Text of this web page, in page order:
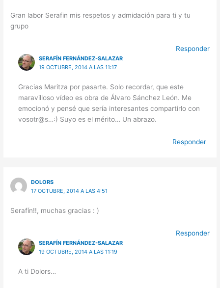
Gran labor Serafin mis respetos y admidación para ti y tu
grupo
Responder
SERAFÍN FERNÁNDEZ-SALAZAR
19 OCTUBRE, 2014 A LAS 11:17
Gracias Maritza por pasarte. Solo recordar, que este
maravilloso vídeo es obra de Álvaro Sánchez León. Me
emocionó y pensé que sería interesantes compartirlo con
vosotr@s…:) Suyo es el mérito… Un abrazo.
Responder
DOLORS
17 OCTUBRE, 2014 A LAS 4:51
Serafín!!, muchas gracias : )
Responder
SERAFÍN FERNÁNDEZ-SALAZAR
19 OCTUBRE, 2014 A LAS 11:19
A ti Dolors…